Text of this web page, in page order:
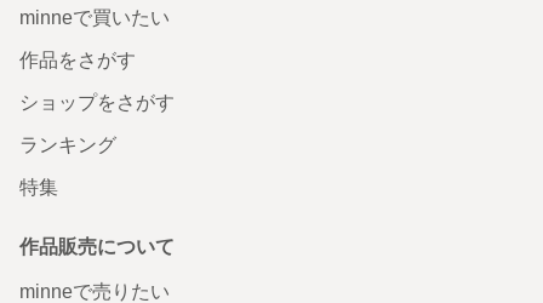
minneで買いたい
作品をさがす
ショップをさがす
ランキング
特集
作品販売について
minneで売りたい